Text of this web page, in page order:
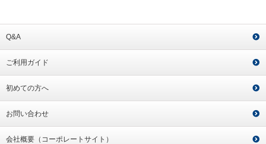
Q&A
ご利用ガイド
初めての方へ
お問い合わせ
会社概要（コーポレートサイト）